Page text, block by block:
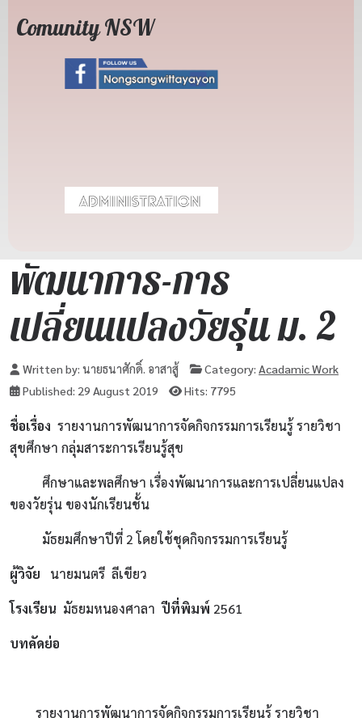
Comunity NSW
พัฒนาการ-การ
เปลี่ยนแปลงวัยรุ่น ม. 2
Written by: นายธนาศักดิ์. อาสาสู้ Category: Acadamic Work
Published: 29 August 2019
Hits: 7795
ชื่อเรื่อง รายงานการพัฒนาการจัดกิจกรรมการเรียนรู้ รายวิชา
สุขศึกษา กลุ่มสาระการเรียนรู้สุข
ศึกษาและพลศึกษา เรื่องพัฒนาการและการเปลี่ยนแปลง
ของวัยรุ่น ของนักเรียนชั้น
มัธยมศึกษาปีที่ 2 โดยใช้ชุดกิจกรรมการเรียนรู้
ผู้วิจัย นายมนตรี ลีเขียว
โรงเรียน มัธยมหนองศาลา ปีที่พิมพ์ 2561
บทคัดย่อ
รายงานการพัฒนาการจัดกิจกรรมการเรียนรู้ รายวิชา